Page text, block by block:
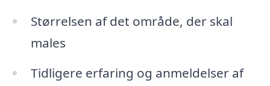
Størrelsen af det område, der skal
males
Tidligere erfaring og anmeldelser af